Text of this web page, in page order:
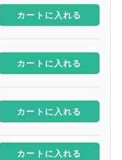
カートに入れる
カートに入れる
カートに入れる
カートに入れる